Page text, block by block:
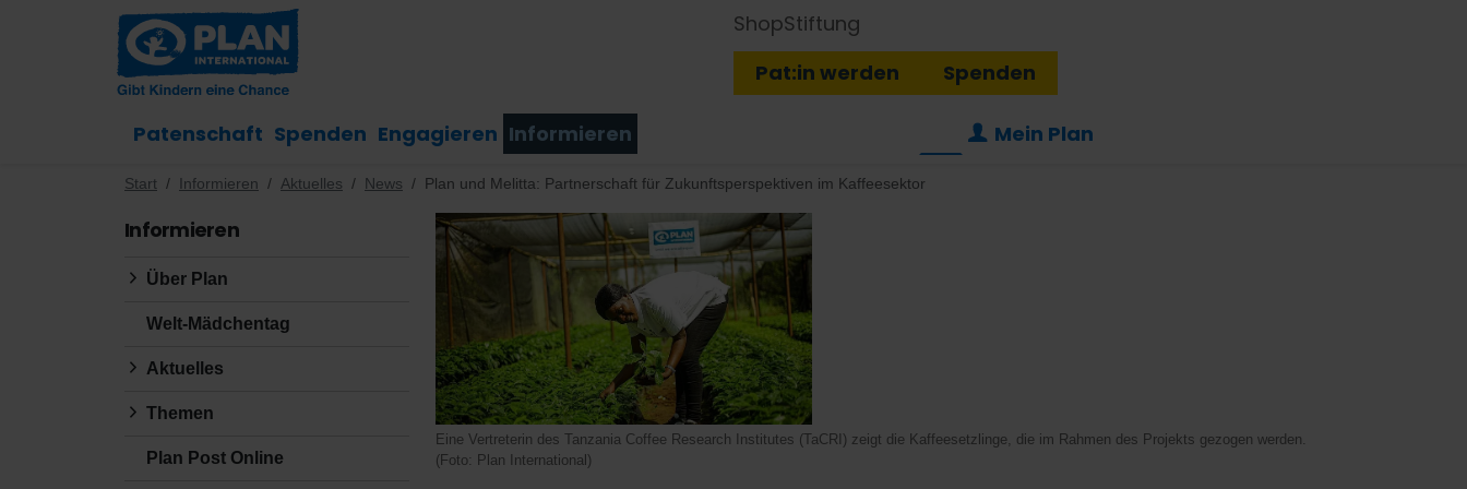
Patenschaft Spenden Engagieren Informieren Mein Plan
Pat:in werden Spenden
ShopStiftung
Start Informieren Aktuelles News Plan und Melitta: Partnerschaft für Zukunftsperspektiven im Kaffeesektor
Informieren
Über Plan
Welt-Mädchentag
Aktuelles
Themen
Plan Post Online
Eine Vertreterin des Tanzania Coffee Research Institutes (TaCRI) zeigt die Kaffeesetzlinge, die im Rahmen des Projekts gezogen werden.
(Foto: Plan International)